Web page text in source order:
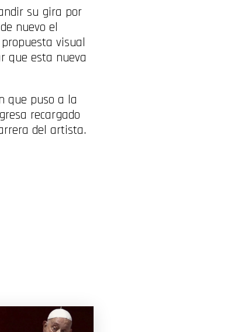
su gira por
nuevo el
visual
que esta nueva
que puso a la
recargado
del artista.